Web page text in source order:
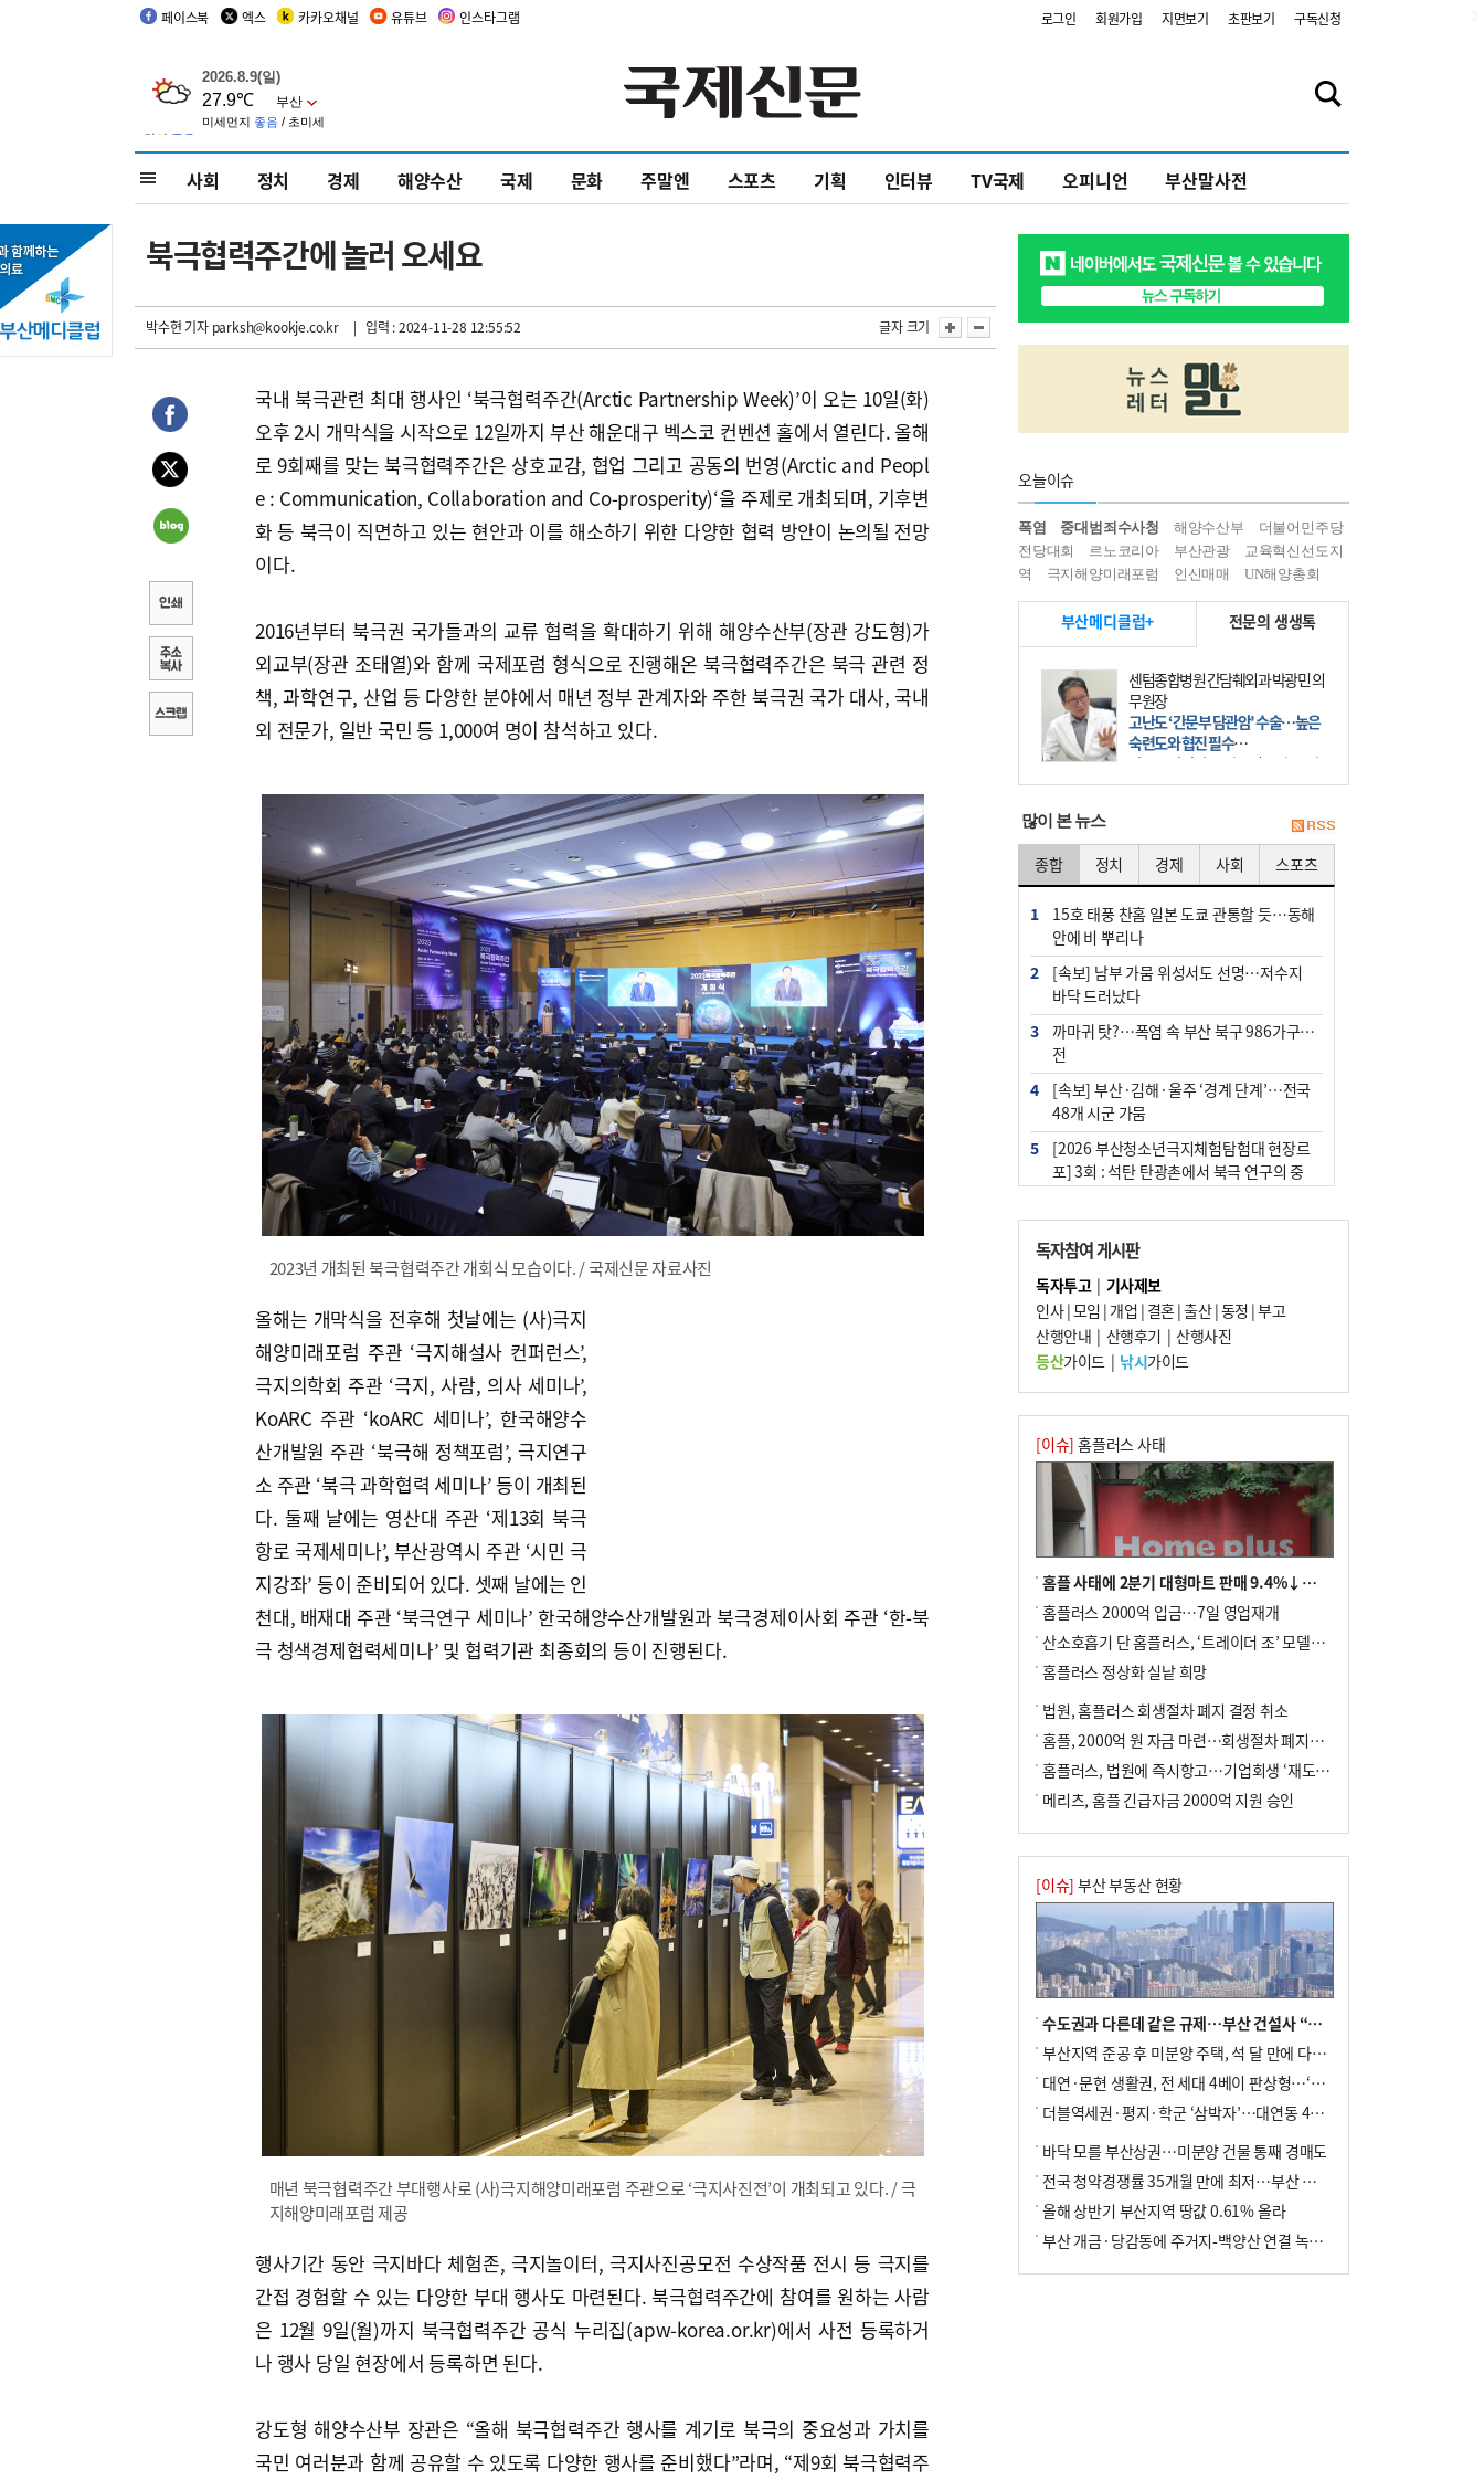
페이스북 엑스 카카오채널 유튜브 인스타그램 로그인 회원가입 지면보기 초판보기 구독신청
사회 정치 경제 해양수산 국제 문화 주말엔 스포츠 기획 인터뷰 TV국제 오피니언 부산말사전
북극협력주간에 놀러 오세요
박수현 기자parksh@kookje.co.kr | 입력 : 2024-11-28 12:55:52 글자 크기
국내 북극관련 최대 행사인 ‘북극협력주간(Arctic Partnership Week)’이 오는 10일(화)
오후 2시 개막식을 시작으로 12일까지 부산 해운대구 벡스코 컨벤션 홀에서 열린다. 올해
로 9회째를 맞는 북극협력주간은 상호교감, 협업 그리고 공동의 번영(Arctic and Peopl
e : Communication, Collaboration and Co-prosperity)‘을 주제로 개최되며, 기후변
화 등 북극이 직면하고 있는 현안과 이를 해소하기 위한 다양한 협력 방안이 논의될 전망
이다.
2016년부터 북극권 국가들과의 교류 협력을 확대하기 위해 해양수산부(장관 강도형)가
외교부(장관 조태열)와 함께 국제포럼 형식으로 진행해온 북극협력주간은 북극 관련 정
책, 과학연구, 산업 등 다양한 분야에서 매년 정부 관계자와 주한 북극권 국가 대사, 국내
외 전문가, 일반 국민 등 1,000여 명이 참석하고 있다.
2023년 개최된 북극협력주간 개회식 모습이다. / 국제신문 자료사진
올해는 개막식을 전후해 첫날에는 (사)극지
해양미래포럼 주관 ‘극지해설사 컨퍼런스’,
극지의학회 주관 ‘극지, 사람, 의사 세미나’,
KoARC 주관 ‘koARC 세미나’, 한국해양수
산개발원 주관 ‘북극해 정책포럼’, 극지연구
소 주관 ‘북극 과학협력 세미나’ 등이 개최된
다. 둘째 날에는 영산대 주관 ‘제13회 북극
항로 국제세미나’, 부산광역시 주관 ‘시민 극
지강좌’ 등이 준비되어 있다. 셋째 날에는 인
천대, 배재대 주관 ‘북극연구 세미나’ 한국해양수산개발원과 북극경제이사회 주관 ‘한-북
극 청색경제협력세미나’ 및 협력기관 최종회의 등이 진행된다.
매년 북극협력주간 부대행사로 (사)극지해양미래포럼 주관으로 ‘극지사진전’이 개최되고 있다. / 극
지해양미래포럼 제공
행사기간 동안 극지바다 체험존, 극지놀이터, 극지사진공모전 수상작품 전시 등 극지를
간접 경험할 수 있는 다양한 부대 행사도 마련된다. 북극협력주간에 참여를 원하는 사람
은 12월 9일(월)까지 북극협력주간 공식 누리집(apw-korea.or.kr)에서 사전 등록하거
나 행사 당일 현장에서 등록하면 된다.
강도형 해양수산부 장관은 “올해 북극협력주간 행사를 계기로 북극의 중요성과 가치를
국민 여러분과 함께 공유할 수 있도록 다양한 행사를 준비했다”라며, “제9회 북극협력주
오늘이슈
폭염 중대범죄수사청 해양수산부
더불어민주당
전당대회
르노코리아 부산관광
교육혁신선도지
역
극지해양미래포럼 인신매매 UN해양총회
부산메디클럽+ 전문의 생생톡
강병령 광도한의원 대표원장·한의
학박사
좋은 피부, 화장품 아닌 몸부터 바꿔
라
아무리 나이가 들어도 마음만은 청춘
인데, 문득 거울을 보면 칙칙하고 푸
름이 생겨나고 피부는 처지는데, 막
을 방법이 없으니 애써
많이 본 뉴스
종합 정치 경제 사회 스포츠
1
15호 태풍 찬홈 일본 도쿄 관통할 듯…동해
안에 비 뿌리나
2
[속보] 남부 가뭄 위성서도 선명…저수지
바닥 드러났다
3
까마귀 탓?…폭염 속 부산 북구 986가구 정
전
4
[속보] 부산·김해·울주 ‘경계 단계’…전국
48개 시군 가뭄
5
[2026 부산청소년극지체험탐험대 현장르
포] 3회 : 석탄 탄광촌에서 북극 연구의 중
위는 지속
7
‘혐오표현’ 쓰면 지방공무원 최대 파면까지
중징계
8
부산 해운대구 아파트 14층서 불…실외기
과열 추정
10 김해시의회, 11일 544억 원 규모 민생지원
금 조례안 처리 주목
독자참여 게시판
독자투고| 기사제보
인사|모임 | 개업 | 결혼|출산|동정 |부고
산행안내 | 산행후기 | 산행사진
등산가이드| 낚시가이드
[이슈] 홈플러스 사태
홈플 사태에 2분기 대형마트 판매 9.4%↓…백화점은 14.8%↑
홈플러스 2000억 입금…7일 영업재개
산소호흡기 단 홈플러스, ‘트레이더 조’ 모델로 살아날까
홈플러스 정상화 실낱 희망
법원, 홈플러스 회생절차 폐지 결정 취소
홈플, 2000억 원 자금 마련…회생절차 폐지에 즉시항고(종합)
홈플러스, 법원에 즉시항고…기업회생 ‘재도전’
메리츠, 홈플 긴급자금 2000억 지원 승인
[이슈] 부산 부동산 현황
수도권과 다른데 같은 규제…부산 건설사 “쓰러지기 직전”
부산지역 준공 후 미분양 주택, 석 달 만에 다시 3000가구 넘어서
대연·문현 생활권, 전 세대 4베이 판상형…‘더샵 트리센트’ 내달 분양
더블역세권·평지·학군 ‘삼박자’…대연동 42층 브랜드 단지
바닥 모를 부산상권…미분양 건물 통째 경매도
전국 청약경쟁률 35개월 만에 최저…부산 미분양 ‘적체’ 심화
올해 상반기 부산지역 땅값 0.61% 올라
부산 개금·당감동에 주거지-백양산 연결 녹지 조성